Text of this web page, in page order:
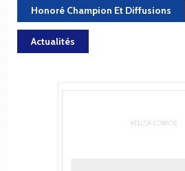
Honoré Champion Et Diffusions
Actualités